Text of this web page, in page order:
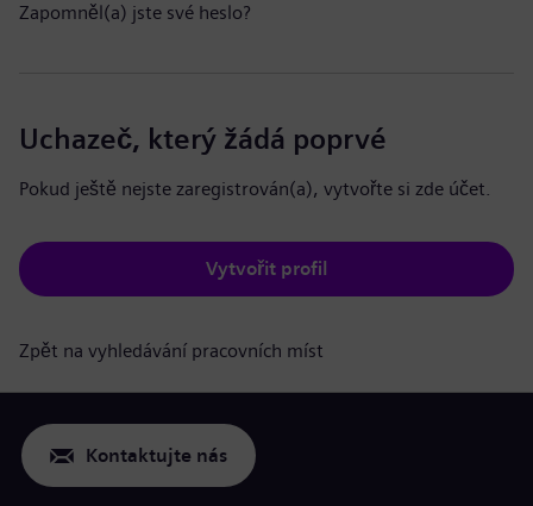
Zapomněl(a) jste své heslo?
Uchazeč, který žádá poprvé
Pokud ještě nejste zaregistrován(a), vytvořte si zde účet.
Vytvořit profil
Zpět na vyhledávání pracovních míst
Kontaktujte nás